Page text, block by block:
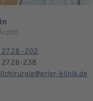
27 28 -202
27 28-238
klinik.de